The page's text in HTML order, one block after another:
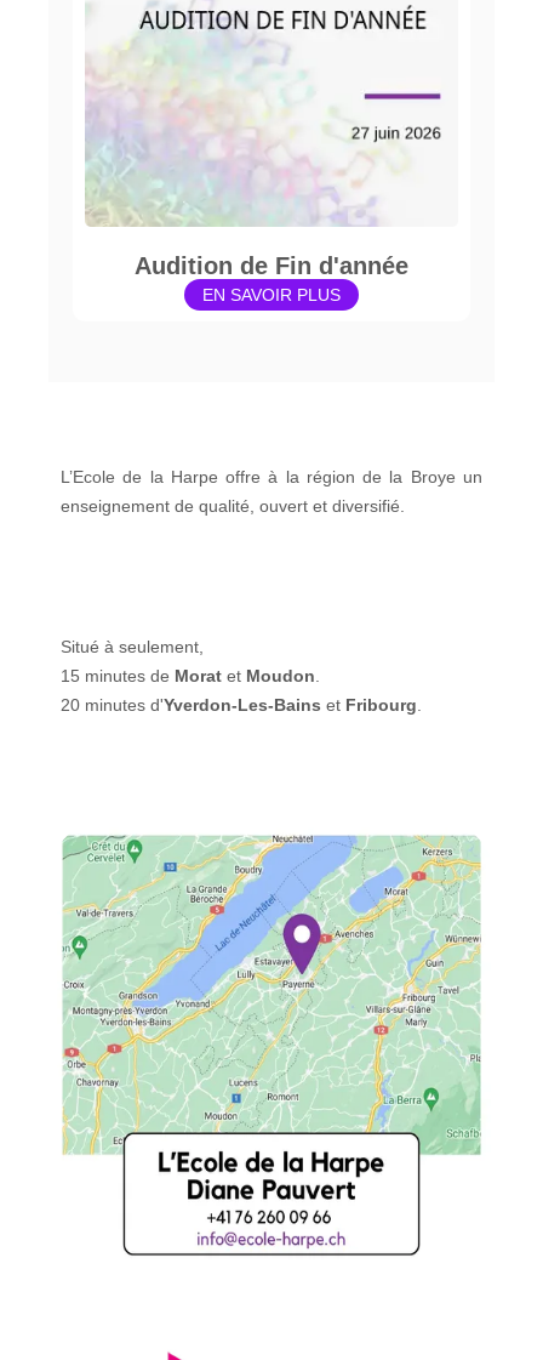
Audition de Fin d'année
EN SAVOIR PLUS
L’Ecole de la Harpe offre à la région de la Broye un
enseignement de qualité, ouvert et diversifié.
Situé à seulement,
15 minutes de Morat et Moudon
20 minutes d'Yverdon-Les-Bains et Fribourg